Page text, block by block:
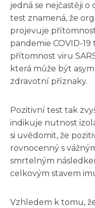
jedná se nejčastěji
test znamená, že
projevuje
pandemie COVID-
přítomnost viru
která může být
zdravotní příznaky.
Pozitivní test tak
indikuje nutnost
si uvědomit, že
rovnocenný s
smrtelným
celkovým stavem
Vzhledem k tomu,